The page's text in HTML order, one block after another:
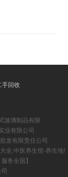
手回收
玻璃制品有限
业有限公司
发有限责任公司
全,中医养生馆-养生地!
务全国】